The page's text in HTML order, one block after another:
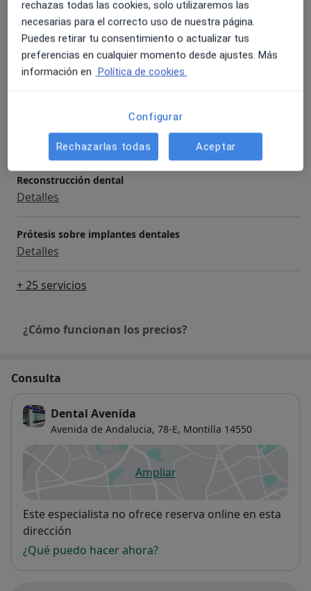
Primera visita Odontología
Servicio gratuito Detalles
Gingivectomía
Tartrectomía en ambas arcadas
Detalles
Reconstrucción dental
Detalles
Prótesis sobre implantes dentales
Detalles
+ 25 servicios
¿Cómo funcionan los precios?
Consulta
Dental Avenida
Avenida de Andalucia, 78-E, Montilla 14550
Ampliarse abre en una nueva
Disponibilidad
Este especialista no ofrece reserva online en esta
dirección
¿Qué puedo hacer ahora?
rechazas todas las cookies, solo utilizaremos las
necesarias para el correcto uso de nuestra página.
Puedes retirar tu consentimiento o actualizar tus
preferencias en cualquier momento desde ajustes. Más
información en Política de cookies.
Configurar
Rechazarlas todas Aceptar